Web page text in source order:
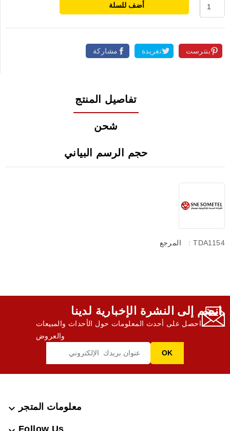
أضف للسلة
مشاركة تغريدة بنترست
تفاصيل المنتج
شحن
حجم الرسم البياني
المرجع : TDA1154
انضم إلى النشرة الإخبارية لدينا,
احصل على أحدث المعلومات حول الأحداث والمبيعات
والعروض
معلومات المتجر 
Follow Us